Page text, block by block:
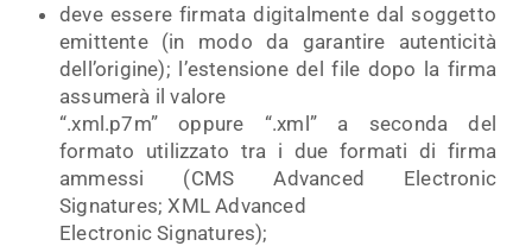
deve essere firmata digitalmente dal soggetto
emittente (in modo da garantire autenticità
dell’origine); l’estensione del file dopo la firma
assumerà il valore
“.xml.p7m” oppure “.xml” a seconda del
formato utilizzato tra i due formati di firma
ammessi (CMS Advanced Electronic
Signatures; XML Advanced
Electronic Signatures);